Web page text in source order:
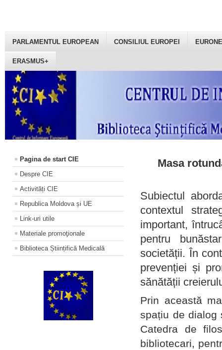
PARLAMENTUL EUROPEAN CONSILIUL EUROPEI
ERASMUS+
Pagina de start CIE
Despre CIE
Activități CIE
Republica Moldova și UE
Link-uri utile
Materiale promoţionale
Biblioteca Științifică Medicală
Masa
Subiectul
contextul
important,
pentru
societății. În
prevenției și
sănătății
Prin această
spațiu de dialog
Catedra de
bibliotecari,